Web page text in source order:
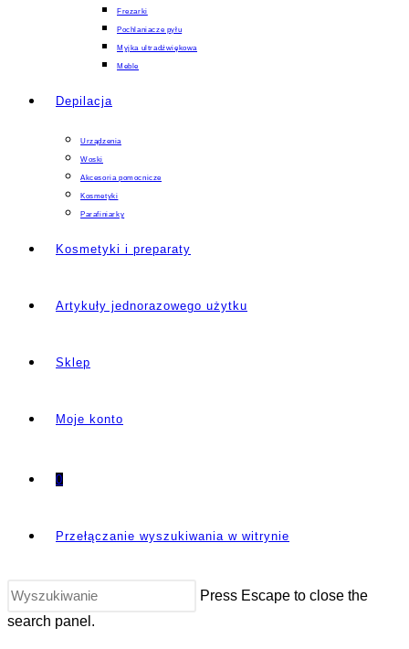
Frezarki
Pochlaniacze pyłu
Myjka ultradźwiękowa
Meble
Depilacja
Urządzenia
Woski
Akcesoria pomocnicze
Kosmetyki
Parafiniarky
Kosmetyki i preparaty
Artykuły jednorazowego użytku
Sklep
Moje konto
0
Przełączanie wyszukiwania w witrynie
Press Escape to close the
search panel.